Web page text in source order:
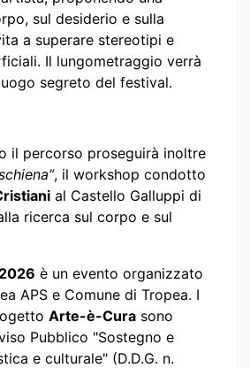
sul desiderio e sulla
a superare stereotipi e
Il lungometraggio verrà
segreto del festival.
il percorso proseguirà inoltre
, il workshop condotto
al Castello Galluppi di
ricerca sul corpo e sul
è un evento organizzato
APS e Comune di Tropea. I
Arte-è-Cura sono
Pubblico "Sostegno e
e culturale" (D.D.G. n.